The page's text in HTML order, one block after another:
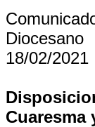
Diocesano
18/02/2021
Cuaresma